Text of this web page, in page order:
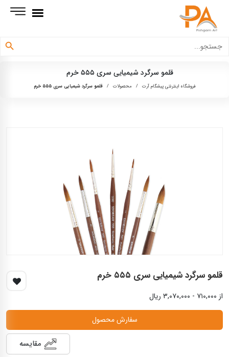
برای:
دکمه جستجو
قلمو سرگرد شیمیایی سری ۵۵۵ خرم
فروشگاه اینترنتی پیشگام آرت / محصولات / قلمو سرگرد شیمیایی سری ۵۵۵ خرم
قلمو سرگرد شیمیایی سری ۵۵۵ خرم
از ۷۱۰,۰۰۰ - ۳,۰۷۰,۰۰۰ ریال
سفارش محصول
مقایسه